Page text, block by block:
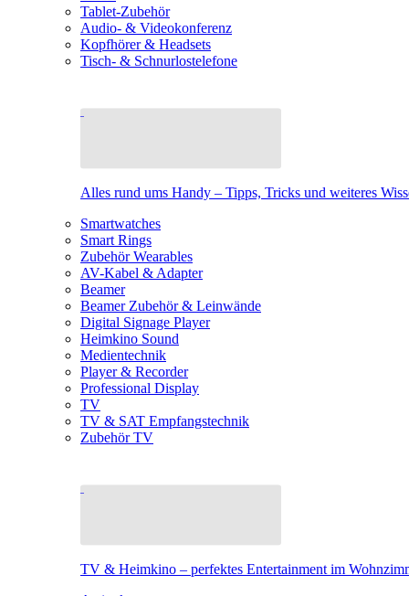
Tablet-Zubehör
Audio- & Videokonferenz
Kopfhörer & Headsets
Tisch- & Schnurlostelefone
Alles rund ums Handy – Tipps, Tricks und weiteres
Smartwatches
Smart Rings
Zubehör Wearables
AV-Kabel & Adapter
Beamer
Beamer Zubehör & Leinwände
Digital Signage Player
Heimkino Sound
Medientechnik
Player & Recorder
Professional Display
TV
TV & SAT Empfangstechnik
Zubehör TV
TV & Heimkino – perfektes Entertainment im